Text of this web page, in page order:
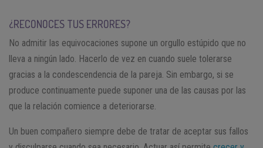
¿RECONOCES TUS ERRORES?
No admitir las equivocaciones supone un orgullo estúpido que no
lleva a ningún lado. Hacerlo de vez en cuando suele tolerarse
gracias a la condescendencia de la pareja. Sin embargo, si se
produce continuamente puede suponer una de las causas por las
que la relación comience a deteriorarse.
Un buen compañero siempre debe de tratar de aceptar sus fallos